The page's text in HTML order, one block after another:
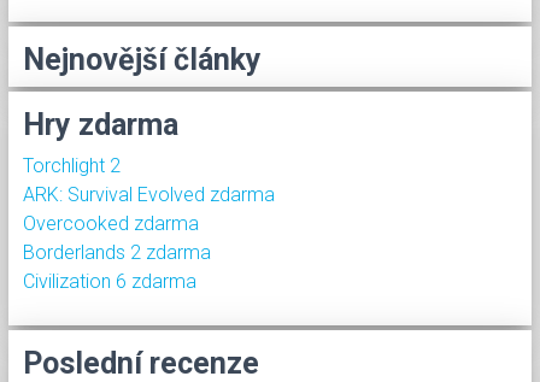
Nejnovější články
Hry zdarma
Torchlight 2
ARK: Survival Evolved zdarma
Overcooked zdarma
Borderlands 2 zdarma
Civilization 6 zdarma
Poslední recenze